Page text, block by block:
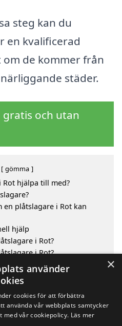
steg kan du
en kvalificerad
de kommer från
städer.
gratis och utan
gömma
Rot hjälpa till med?
en plåtslagare i Rot kan
hjälp
i Rot?
i Rot?
i Rot
i de omgivande
×
använder
cookies för att förbättra
använda vår webbplats samtycker
med vår cookiepolicy. Läs mer